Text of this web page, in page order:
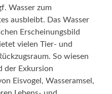
Wasser zum
ausbleibt. Das Wasser
Erscheinungsbild
vielen Tier- und
So wiesen
der Exkursion
Eisvogel, Wasseramsel,